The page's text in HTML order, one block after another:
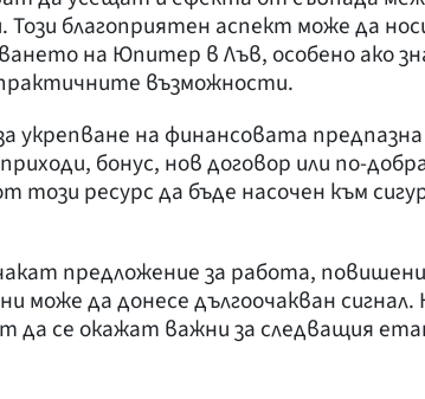
Този благоприятен аспект може да
на Юпитер в Лъв, особено ако
възможности.
укрепване на финансовата
бонус, нов договор или по-
този ресурс да бъде насочен към
предложение за работа,
може да донесе дългоочакван
да се окажат важни за следващия